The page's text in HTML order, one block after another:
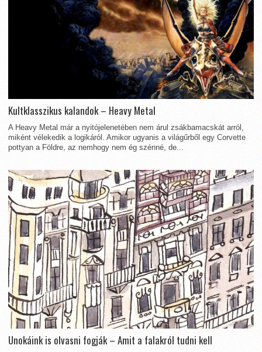
Kultklasszikus kalandok – Heavy Metal
A Heavy Metal már a nyitójelenetében nem árul zsákbamacskát arról,
miként vélekedik a logikáról. Amikor ugyanis a világűrből egy Corvette
pottyan a Földre, az nemhogy nem ég szénné, de...
Unokáink is olvasni fogják – Amit a falakról tudni kell